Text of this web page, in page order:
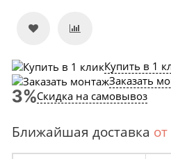
Купить в 1
Заказать
Скидка на самовывоз
Ближайшая доставка